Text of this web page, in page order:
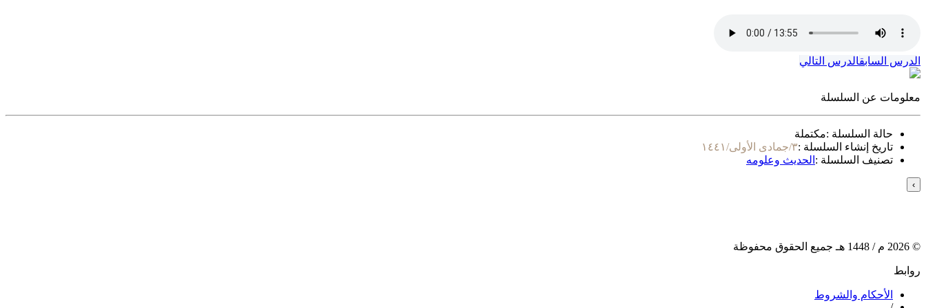
الدرس السابقالدرس التالي
معلومات عن السلسلة
حالة السلسلة :مكتملة
تاريخ إنشاء السلسلة :٣/جمادى الأولى/١٤٤١
تصنيف السلسلة : الحديث وعلومه
›
©
2026 م / 1448 هـ جميع الحقوق محفوظة
روابط
الأحكام والشروط